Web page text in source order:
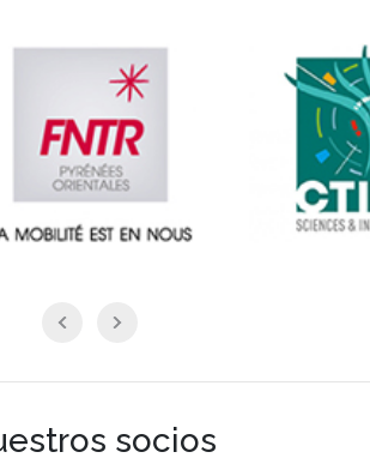
socios